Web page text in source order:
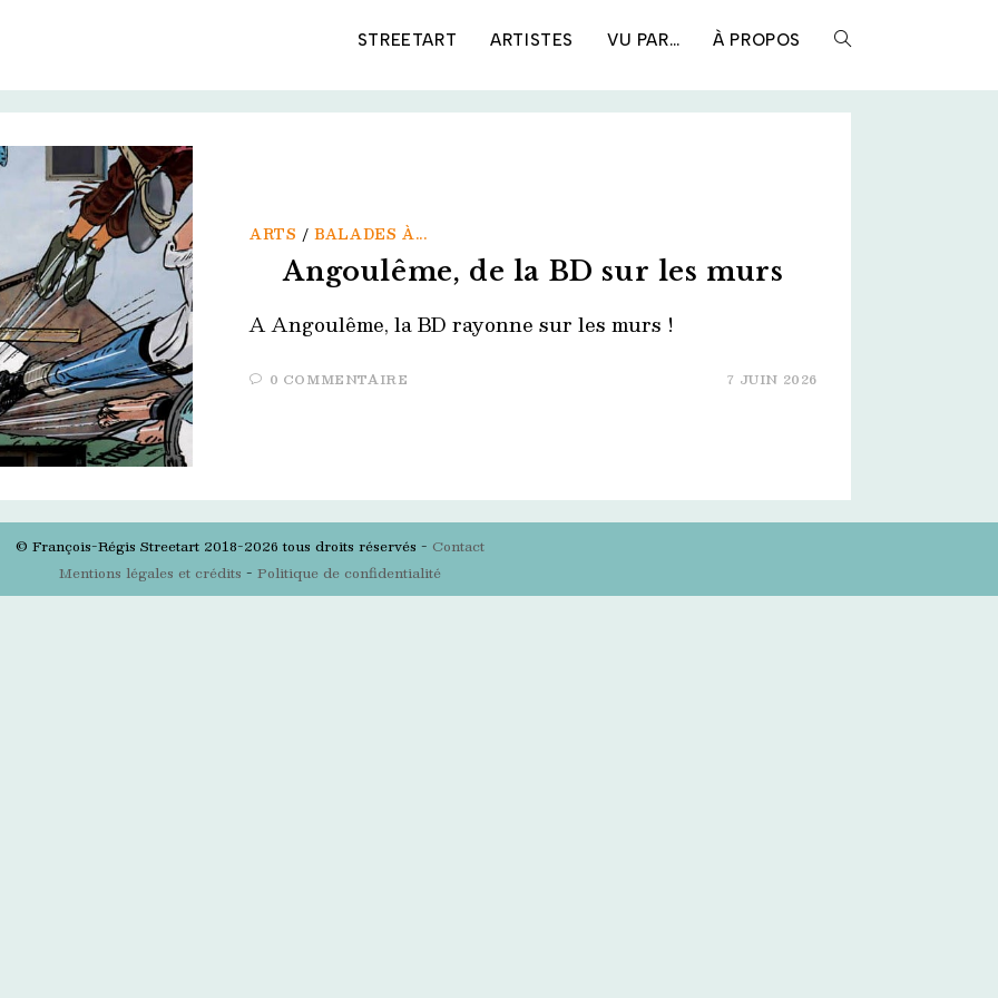
STREETART ARTISTES VU PAR… À PROPOS TOGGLE
ARTS /BALADES À...
Angoulême, de la BD sur les murs
A Angoulême, la BD rayonne sur les murs !
0 COMMENTAIRE 7 JUIN 2026
© François-Régis Streetart 2018-2026 tous droits réservés - Contact
Mentions légales et crédits - Politique de confidentialité